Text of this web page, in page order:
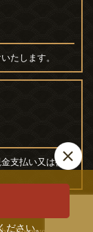
たします。
支払い又は後日
ださい。